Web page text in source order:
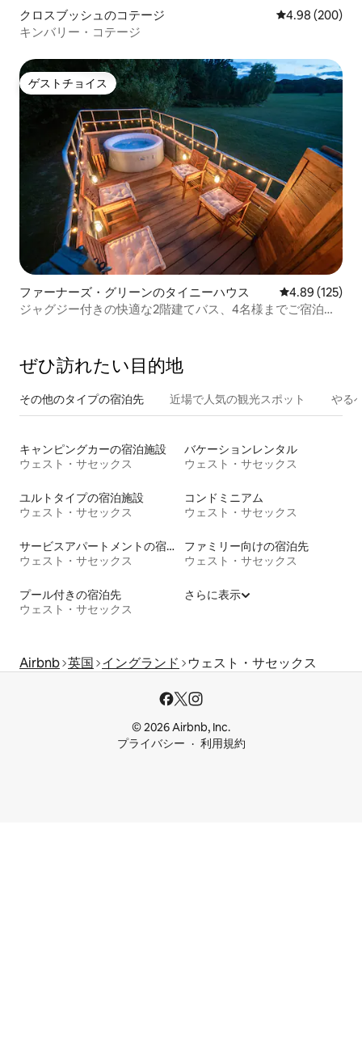
クロスブッシュのコテージ レビュー200
4.98 (200)
キンバリー・コテージ
ゲストチョイス
ゲストチョイス
ファーナーズ・グリーンのタイニーハウス レビュー125
4.89 (125)
ジャグジー付きの快適な2階建てバス、4名様までご宿泊い
ぜひ訪⁠れ⁠た⁠い目⁠的⁠地
その他のタ⁠イ⁠プ⁠の宿⁠泊⁠先 近場で人気の観光スポット やる
キャンピングカーの宿泊施設
ウェスト・サセックス
バケーションレンタル
ウェスト・サセックス
ユルトタイプの宿泊施設
ウェスト・サセックス
コンドミニアム
ウェスト・サセックス
サービスアパートメントの宿泊施設
ウェスト・サセックス
ファミリー向けの宿泊先
ウェスト・サセックス
プール付きの宿泊先
ウェスト・サセックス
さらに表示
Airbnb 英国 イングランド ウェスト・サセックス
© 2026 Airbnb, Inc.
プライバシー
利用規約